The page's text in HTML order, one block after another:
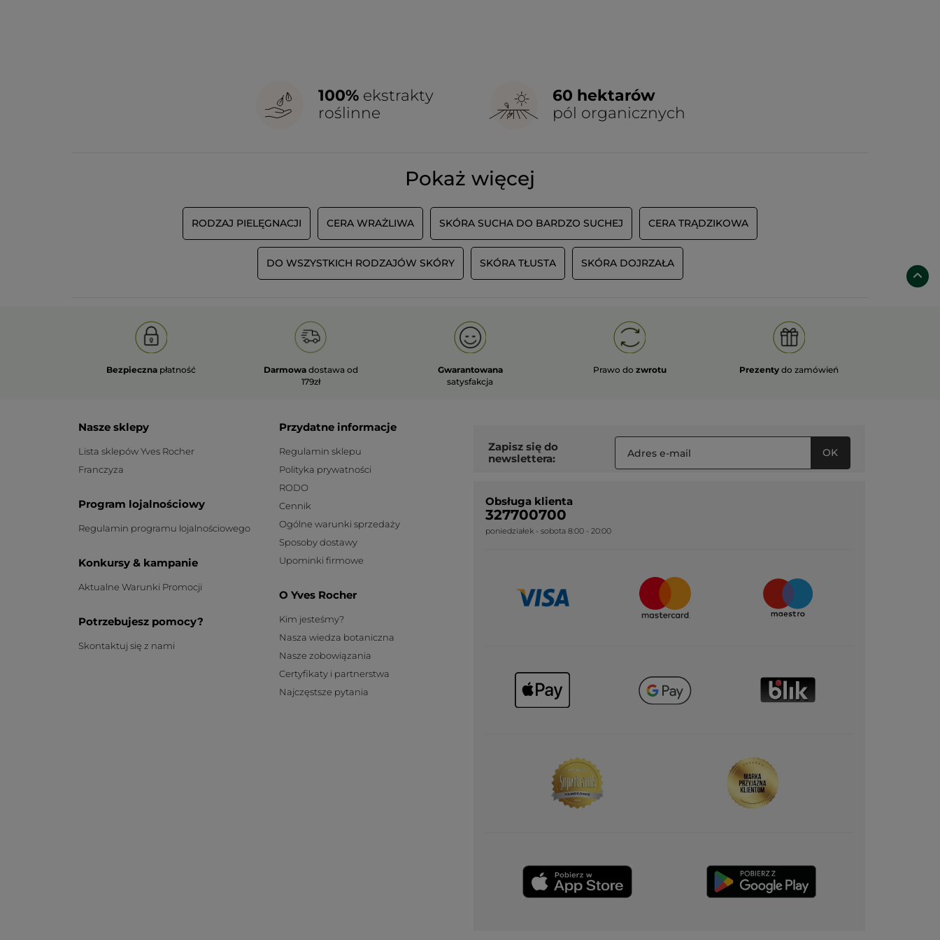
100% ekstrakty
roślinne
60 hektarów
pól organicznych
Pokaż więcej
RODZAJ PIELĘGNACJI CERA WRAŻLIWA SKÓRA SUCHA DO BARDZO SUCHEJ CERA TRĄDZIKOWA
DO WSZYSTKICH RODZAJÓW SKÓRY SKÓRA TŁUSTA SKÓRA DOJRZAŁA
Bezpieczna płatność Darmowa dostawa od
179zł
Gwarantowana
satysfakcja
Prawo do zwrotu Prezenty do zamówień
Nasze sklepy
Lista sklepów Yves Rocher
Franczyza
Program lojalnościowy
Regulamin programu lojalnościowego
Konkursy & kampanie
Aktualne Warunki Promocji
Potrzebujesz pomocy?
Skontaktuj się z nami
Przydatne informacje
Regulamin sklepu
Polityka prywatności
RODO
Cennik
Ogólne warunki sprzedaży
Sposoby dostawy
Upominki firmowe
O Yves Rocher
Kim jesteśmy?
Nasza wiedza botaniczna
Nasze zobowiązania
Certyfikaty i partnerstwa
Najczęstsze pytania
Zapisz się do
newslettera:
OK
Obsługa klienta
327700700
poniedziałek - sobota 8:00 - 20:00